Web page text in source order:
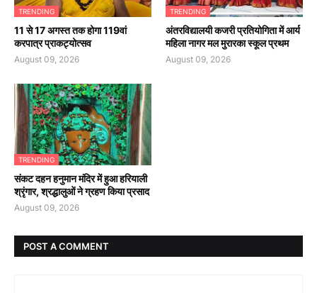
TRENDING
11 से 17 अगस्त तक होगा 119वां
करपात्र प्राकट्योत्सव
August 09, 2026
TRENDING
अंतरविद्यालयी कजरी प्रतियोगिता में आर्य
महिला नागर मल मुरारका स्कूल प्रथम
August 09, 2026
TRENDING
संकट दहन हनुमान मंदिर में हुआ हरियाली
श्रृंगार, श्रद्धालुओं ने ग्रहण किया प्रसाद
August 09, 2026
POST A COMMENT